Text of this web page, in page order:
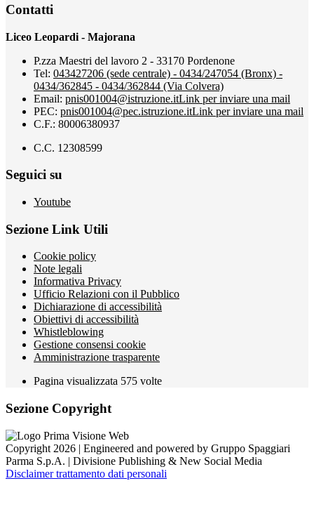
Contatti
Liceo Leopardi - Majorana
P.zza Maestri del lavoro 2 - 33170 Pordenone
Tel: 043427206 (sede centrale) - 0434/247054 (Bronx) -
0434/362845 - 0434/362844 (Via Colvera)
Email: pnis001004@istruzione.itLink per inviare una mail
PEC: pnis001004@pec.istruzione.itLink per inviare una mail
C.F.: 80006380937
C.C. 12308599
Seguici su
Youtube
Sezione Link Utili
Cookie policy
Note legali
Informativa Privacy
Ufficio Relazioni con il Pubblico
Dichiarazione di accessibilità
Obiettivi di accessibilità
Whistleblowing
Gestione consensi cookie
Amministrazione trasparente
Pagina visualizzata 575 volte
Sezione Copyright
Copyright 2026 | Engineered and powered by Gruppo Spaggiari
Parma S.p.A. | Divisione Publishing & New Social Media
Disclaimer trattamento dati personali